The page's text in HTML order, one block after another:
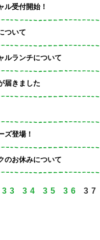
ル受付開始！
ついて
ルランチについて
届きました
ズ登場！
のお休みについて
33 34 35 36 37